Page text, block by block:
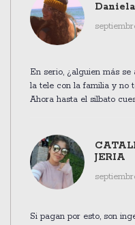
En serio, ¿alguien más
la tele con la familia y no
Ahora hasta el silbato
JERIA
Si pagan por esto, son